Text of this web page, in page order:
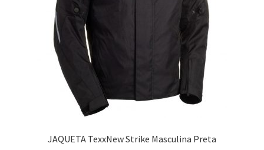
JAQUETA TexxNew Strike Masculina Preta